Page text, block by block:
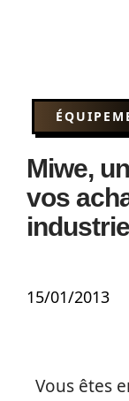
Miwe,
vos
15/01/2013
Vous êtes